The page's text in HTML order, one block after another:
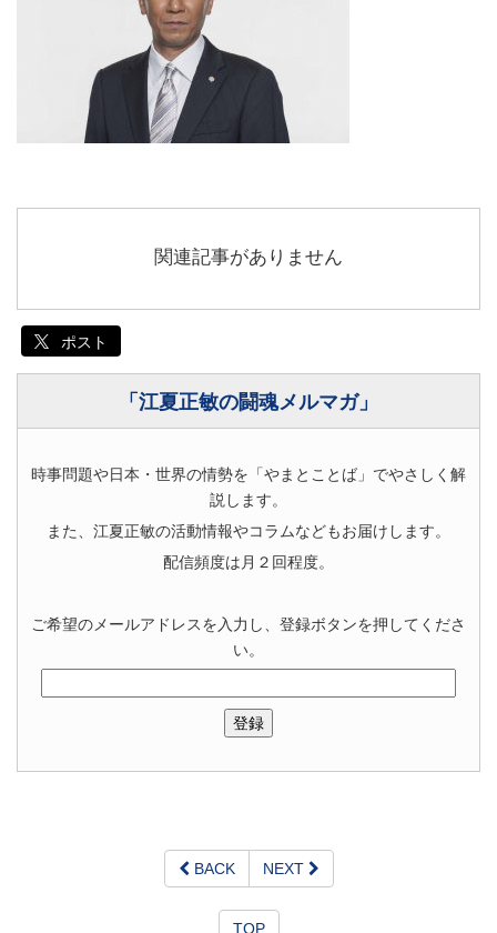
関連記事がありません
ポスト
「江夏正敏の闘魂メルマガ」
時事問題や日本・世界の情勢を「やまとことば」でやさしく解
説します。
また、江夏正敏の活動情報やコラムなどもお届けします。
配信頻度は月２回程度。
ご希望のメールアドレスを入力し、登録ボタンを押してくださ
い。
BACK NEXT
TOP